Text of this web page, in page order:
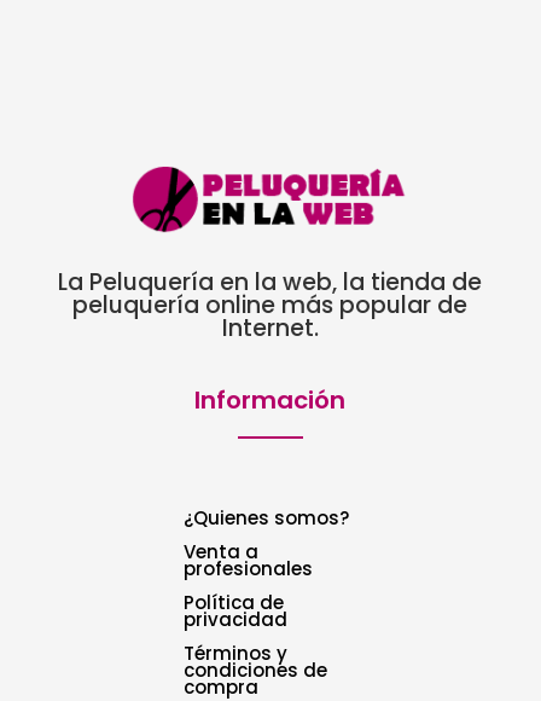
La Peluquería en la web, la tienda de
peluquería online más popular de
Internet.
Información
¿Quienes somos?
Venta a
profesionales
Política de
privacidad
Términos y
condiciones de
compra